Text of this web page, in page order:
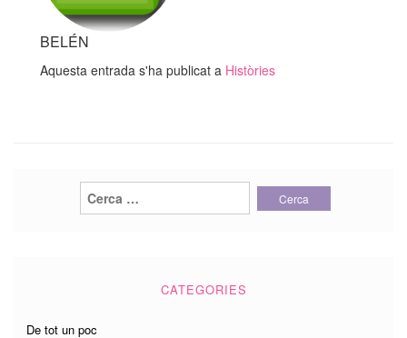
BELÉN
Aquesta entrada s'ha publicat a Històries
Cerca:
CATEGORIES
De tot un poc